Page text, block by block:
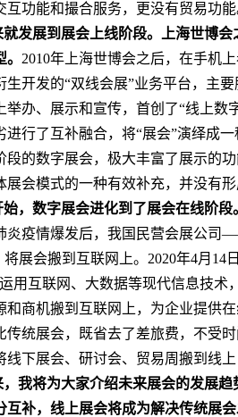
互功能和撮合服务，更没有贸易功
就发展到展会上线阶段。上海世博
2010年上海世博会之后，在手机
生开发的“双线会展”业务平台，主
举办、展示和宣传，首创了“线上数
进行了互补融合，将“展会”演绎成
段的数字展会，极大丰富了展示的
展会模式的一种有效补充，并没有
始，数字展会进化到了展会在线阶
炎疫情爆发后，我国民营会展公
将展会搬到互联网上。2020年4月
用互联网、大数据等现代信息技
和商机搬到互联网上，为企业提供
传统展会，既省去了差旅费，不受
线下展会、研讨会、贸易周搬到线
，我将为大家介绍未来展会的发展
互补，线上展会将成为解决传统展